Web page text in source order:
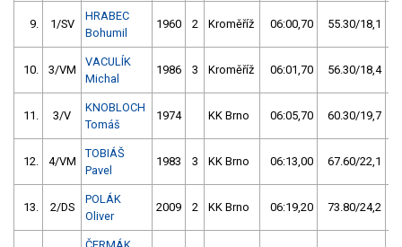
9. 1/SV
HRABEC
Bohumil
1960 2 Kroměříž 06:00,70 55.30/18,1
10. 3/VM
VACULÍK
Michal
1986 3 Kroměříž 06:01,70 56.30/18,4
11. 3/V
KNOBLOCH
Tomáš
1974 KK Brno 06:05,70 60.30/19,7
12. 4/VM
TOBIÁŠ
Pavel
1983 3 KK Brno 06:13,00 67.60/22,1
13. 2/DS
POLÁK
Oliver
2009 2 KK Brno 06:19,20 73.80/24,2